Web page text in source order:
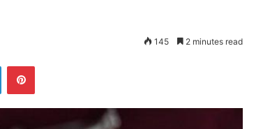
145 2 minutes read
LinkedInPinterest